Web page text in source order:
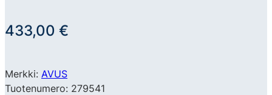
433,00 €
Merkki: AVUS
Tuotenumero: 279541